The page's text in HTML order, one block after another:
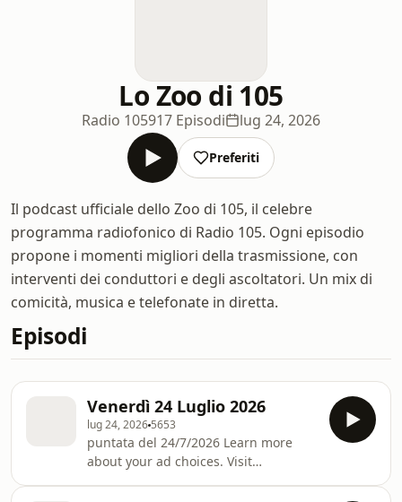
Lo Zoo di 105
Radio 105917 Episodi lug 24, 2026
Preferiti
Il podcast ufficiale dello Zoo di 105, il celebre
programma radiofonico di Radio 105. Ogni episodio
propone i momenti migliori della trasmissione, con
interventi dei conduttori e degli ascoltatori. Un mix di
comicità, musica e telefonate in diretta.
Episodi
Venerdì 24 Luglio 2026
lug 24, 2026 5653
puntata del 24/7/2026 Learn more
about your ad choices. Visit